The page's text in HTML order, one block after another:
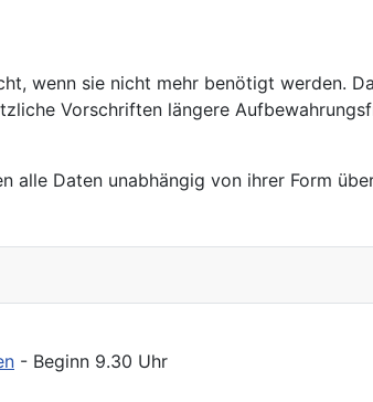
- Beginn 9.30 Uhr
wenn sie nicht mehr benötigt werden.
Vorschriften längere
alle Daten unabhängig von ihrer Form